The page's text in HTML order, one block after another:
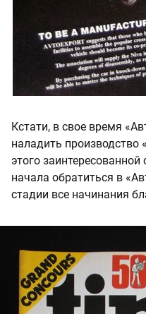
Кстати, в свое время
наладить
этого
начала обратиться в
стадии все начинания